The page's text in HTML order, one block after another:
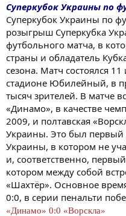
Суперкубок Украины по
Суперкубок Украины по
розыгрыш Суперкубка
футбольного матча, в
страны и обладатель
сезона. Матч состоялся
стадионе Юбилейный, в
тысяч зрителей. В матче
«Динамо», в качестве
2009, и полтавская
Украины. Это был первый
Украины, в котором не
и, соответственно,
котором между собой
«Шахтёр». Основное
0:0, в серии пенальти
«Динамо» 0:0 «Ворскла»